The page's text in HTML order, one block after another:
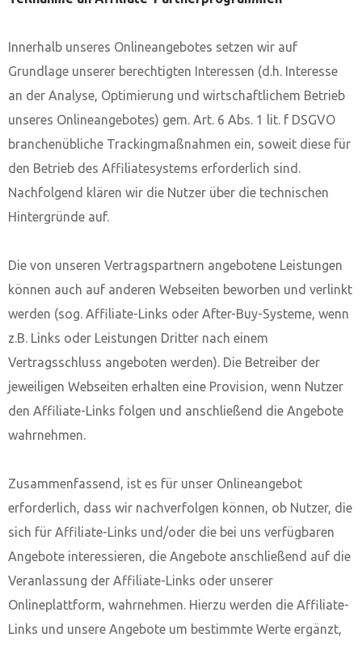
Innerhalb unseres Onlineangebotes setzen wir auf
Grundlage unserer berechtigten Interessen (d.h. Interesse
an der Analyse, Optimierung und wirtschaftlichem Betrieb
unseres Onlineangebotes) gem. Art. 6 Abs. 1 lit. f DSGVO
branchenübliche Trackingmaßnahmen ein, soweit diese für
den Betrieb des Affiliatesystems erforderlich sind.
Nachfolgend klären wir die Nutzer über die technischen
Hintergründe auf.
Die von unseren Vertragspartnern angebotene Leistungen
können auch auf anderen Webseiten beworben und verlinkt
werden (sog. Affiliate-Links oder After-Buy-Systeme, wenn
z.B. Links oder Leistungen Dritter nach einem
Vertragsschluss angeboten werden). Die Betreiber der
jeweiligen Webseiten erhalten eine Provision, wenn Nutzer
den Affiliate-Links folgen und anschließend die Angebote
wahrnehmen.
Zusammenfassend, ist es für unser Onlineangebot
erforderlich, dass wir nachverfolgen können, ob Nutzer, die
sich für Affiliate-Links und/oder die bei uns verfügbaren
Angebote interessieren, die Angebote anschließend auf die
Veranlassung der Affiliate-Links oder unserer
Onlineplattform, wahrnehmen. Hierzu werden die Affiliate-
Links und unsere Angebote um bestimmte Werte ergänzt,